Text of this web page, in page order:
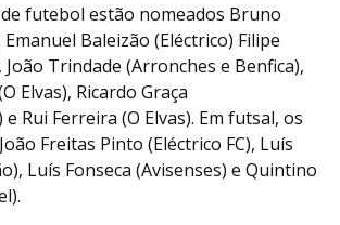
futebol estão nomeados Bruno
Emanuel Baleizão (Eléctrico) Filipe
João Trindade (Arronches e Benfica),
Elvas), Ricardo Graça
Rui Ferreira (O Elvas). Em futsal, os
Freitas Pinto (Eléctrico FC), Luís
Luís Fonseca (Avisenses) e Quintino